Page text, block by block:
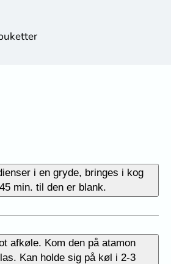
i en gryde, bringes i kog
min. til den er blank.
afkøle. Kom den på atamon
Kan holde sig på køl i 2-3